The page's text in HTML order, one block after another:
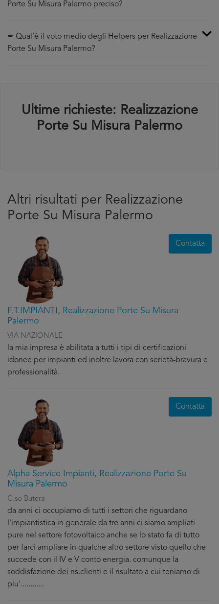
Porte Su Misura Palermo preciso?
✒ Qual’è il voto medio degli Helpers per Realizzazione
Porte Su Misura Palermo?
Ultime richieste: Realizzazione
Porte Su Misura Palermo
Altri risultati per Realizzazione
Porte Su Misura Palermo
F.T.IMPIANTI, Realizzazione Porte Su Misura
Palermo
VIA NAZIONALE
la mia impresa è abilitata a tutti i tipi di certificazioni
idonee per impianti ed inoltre lavora con serietà-bravura e
professionalità.
Contatta
Alpha Service Impianti, Realizzazione Porte Su
Misura Palermo
C.so Butera
da anni ci occupiamo di tutti i settori che riguardano
l'impiantistica in generale da tre anni ci siamo ampliati
pure nel settore fotovoltaico anche se lo stato fa di tutto
per farci ampliare in qualche altro settore visto quello che
succede con il IV e V conto energia. comunque la
soddisfazione dei ns.clienti e il risultato a cui teniamo di
piu'............
Contatta